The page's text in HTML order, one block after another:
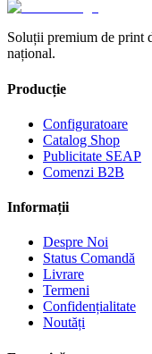
Soluții premium de print
național.
Producție
Configuratoare
Catalog Shop
Publicitate SEAP
Comenzi B2B
Informații
Despre Noi
Status Comandă
Livrare
Termeni
Confidențialitate
Noutăți